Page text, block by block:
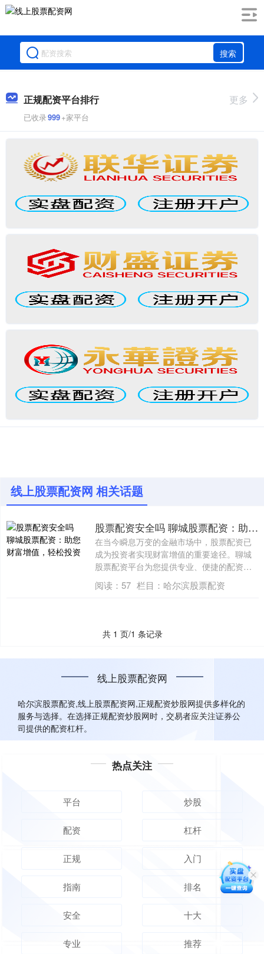
搜索
正规配资平台排行
已收录999+家平台
更多
线上股票配资网 相关话题
股票配资安全吗 聊城股票配资：助您财富增值，轻松投资
在当今瞬息万变的金融市场中，股票配资已
成为投资者实现财富增值的重要途径。聊城
股票配资平台为您提供专业、便捷的配资服
务，助....
阅读： 57 栏目： 哈尔滨股票配资
共 1 页/1 条记录
线上股票配资网
哈尔滨股票配资,线上股票配资网,正规配资炒股网提供多样化的
服务与选择。在选择正规配资炒股网时，交易者应关注证券公
司提供的配资杠杆。
热点关注
平台 炒股
配资 杠杆
正规 入门
指南 排名
安全 十大
专业 推荐